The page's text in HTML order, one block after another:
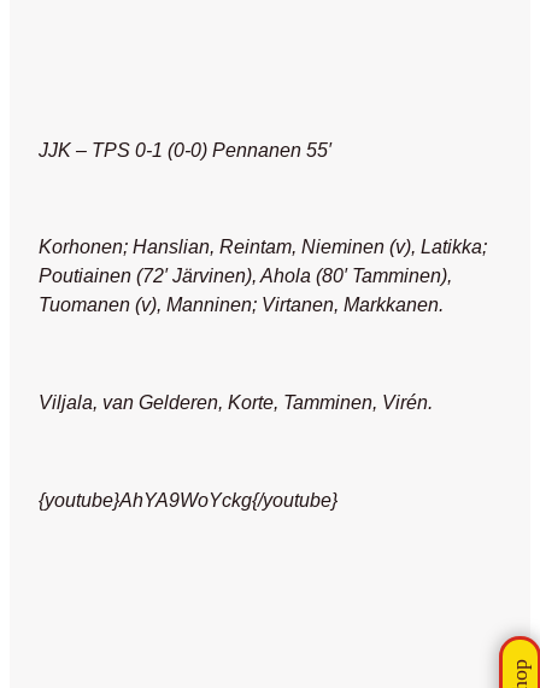
JJK – TPS 0-1 (0-0) Pennanen 55′
Korhonen; Hanslian, Reintam, Nieminen (v), Latikka;
Poutiainen (72′ Järvinen), Ahola (80′ Tamminen),
Tuomanen (v), Manninen; Virtanen, Markkanen.
Viljala, van Gelderen, Korte, Tamminen, Virén.
{youtube}AhYA9WoYckg{/youtube}